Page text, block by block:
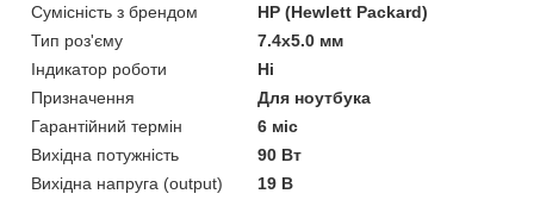
Сумісність з брендом
HP (Hewlett Packard)
Тип роз'єму
7.4x5.0 мм
Індикатор роботи
Ні
Призначення
Для ноутбука
Гарантійний термін
6 міс
Вихідна потужність
90 Вт
Вихідна напруга (output)
19 В